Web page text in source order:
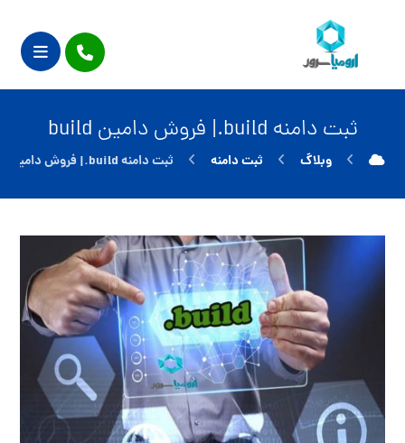
ثبت دامنه build.| فروش دامین build
وبلاگ ثبت دامنه ثبت دامنه build.| فروش دامین build